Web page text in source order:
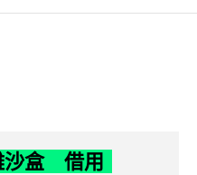
沙盒 借用